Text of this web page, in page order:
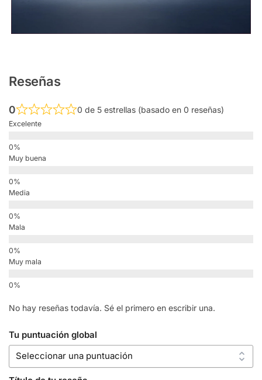
Reseñas
0 0 de 5 estrellas (basado en 0 reseñas)
Excelente
Muy buena
Media
Mala
Muy mala
No hay reseñas todavía. Sé el primero en escribir una.
Tu puntuación global